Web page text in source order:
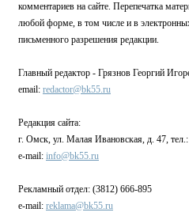
комментариев на сайте. Перепечатка
любой форме, в том числе и в
письменного разрешения редакции.
Главный редактор - Грязнов Георгий
email: redactor@bk55.ru
Редакция сайта:
г. Омск, ул. Малая Ивановская, д. 47,
e-mail: info@bk55.ru
Рекламный отдел: (3812) 666-895
e-mail: reklama@bk55.ru